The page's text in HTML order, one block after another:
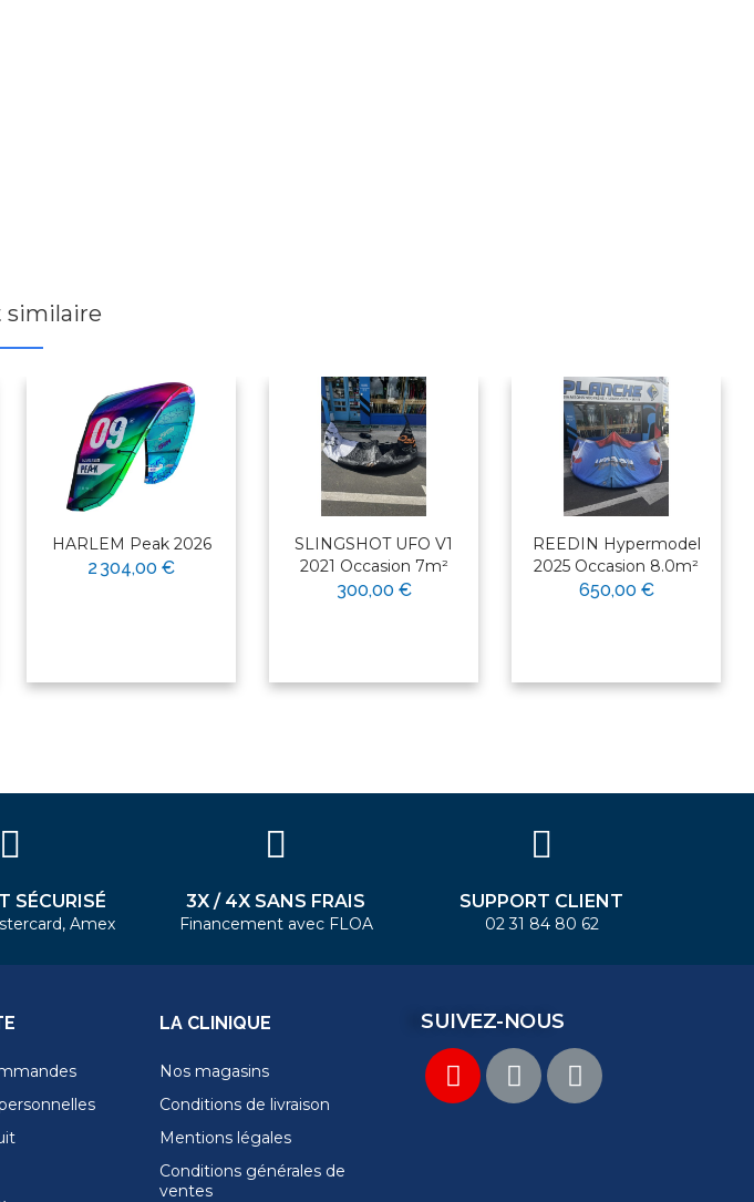
similaire
HARLEM Peak 2026
2 304,00 €
SLINGSHOT UFO V1
2021 Occasion 7m²
300,00 €
REEDIN Hypermodel
2025 Occasion 8.0m²
650,00 €
SÉCURISÉ
Amex
3X / 4X SANS FRAIS
Financement avec FLOA
SUPPORT CLIENT
02 31 84 80 62
LA CLINIQUE
Nos magasins
Conditions de livraison
Mentions légales
Conditions générales de
ventes
SUIVEZ-NOUS